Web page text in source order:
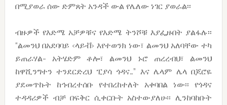
በሚያወራ ሰው ድምጸት አንዳች ውል የሌለው ነገር ያወራል፡፡
ብዙዎች የእድሜ አቻዎቹና የእድሜ ትንሾቹ እያፌዙበት ያልፋሉ፡፡
“ልመንህ በአደባባይ ‹ላይቭ› እየተወንክ ነው፣ ልመንህ አለባቸው ተካ
ይጠራሃል- አትሄድም ቶሎ፣ ልመንህ ኑሮ ጠረረብህ፣ ልመንህ
ከዋሺንግተን ተንደርድረህ ፒያሳ ጎዳና…” እና ሌላም ሌላ በጆሮዬ
ያደመጥኩት ከኅብረተሰቡ የተበረከተለት አቀባበል ነው፡፡ የጎዳና
ተዳዳሪዎች ብቻ በፍቅር ሲቀርቡት አስተውያለሁ፡፡ ሊንከባከቡት